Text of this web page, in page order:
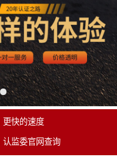
更快的速度
认监委官网查询